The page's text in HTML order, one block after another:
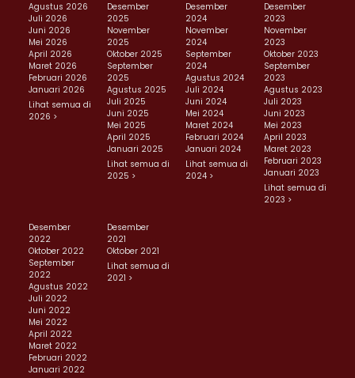
Agustus 2026
Juli 2026
Juni 2026
Mei 2026
April 2026
Maret 2026
Februari 2026
Januari 2026
Lihat semua di
2026 >
Desember
2025
November
2025
Oktober 2025
September
2025
Agustus 2025
Juli 2025
Juni 2025
Mei 2025
April 2025
Januari 2025
Lihat semua di
2025 >
Desember
2024
November
2024
September
2024
Agustus 2024
Juli 2024
Juni 2024
Mei 2024
Maret 2024
Februari 2024
Januari 2024
Lihat semua di
2024 >
Desember
2023
November
2023
Oktober 2023
September
2023
Agustus 2023
Juli 2023
Juni 2023
Mei 2023
April 2023
Maret 2023
Februari 2023
Januari 2023
Lihat semua di
2023 >
Desember
2022
Oktober 2022
September
2022
Agustus 2022
Juli 2022
Juni 2022
Mei 2022
April 2022
Maret 2022
Februari 2022
Januari 2022
Desember
2021
Oktober 2021
Lihat semua di
2021 >